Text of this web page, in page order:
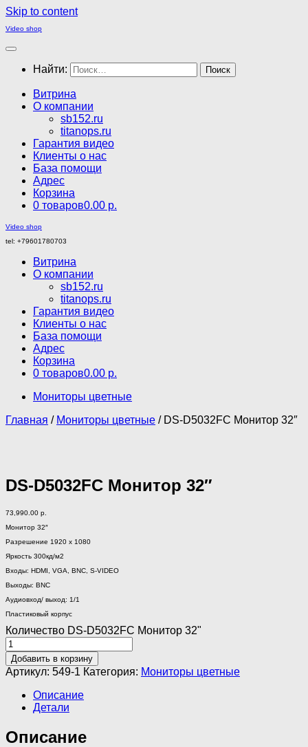
Skip to content
Video shop
Найти:
Витрина
О компании
sb152.ru
titanops.ru
Гарантия видео
Клиенты о нас
База помощи
Адрес
Корзина
0 товаров0.00 р.
Video shop
tel: +79601780703
Витрина
О компании
sb152.ru
titanops.ru
Гарантия видео
Клиенты о нас
База помощи
Адрес
Корзина
0 товаров0.00 р.
Мониторы цветные
Главная / Мониторы цветные / DS-D5032FC Монитор 32″
DS-D5032FC Монитор 32″
73,990.00 р.
Монитор 32″
Разрешение 1920 х 1080
Яркость 300кд/м2
Входы: HDMI, VGA, BNC, S-VIDEO
Выходы: BNC
Аудиовход/ выход: 1/1
Пластиковый корпус
Количество DS-D5032FC Монитор 32"
Добавить в корзину
Артикул: 549-1 Категория: Мониторы цветные
Описание
Детали
Описание